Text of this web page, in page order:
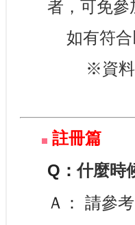
者，可免參
如有符合
※資料
註冊篇
Q：什麼時
Ａ： 請參